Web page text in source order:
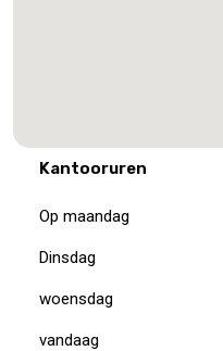
Kantooruren
Op maandag
Dinsdag
woensdag
vandaag